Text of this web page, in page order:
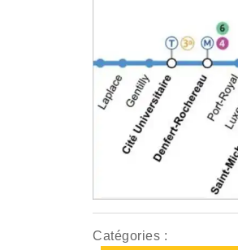
Catégories :